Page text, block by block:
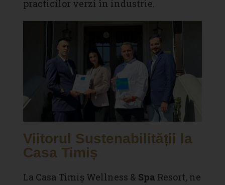
practicilor verzi în industrie.
Viitorul Sustenabilității la
Casa Timiș
La Casa Timiș Wellness & Spa Resort, ne